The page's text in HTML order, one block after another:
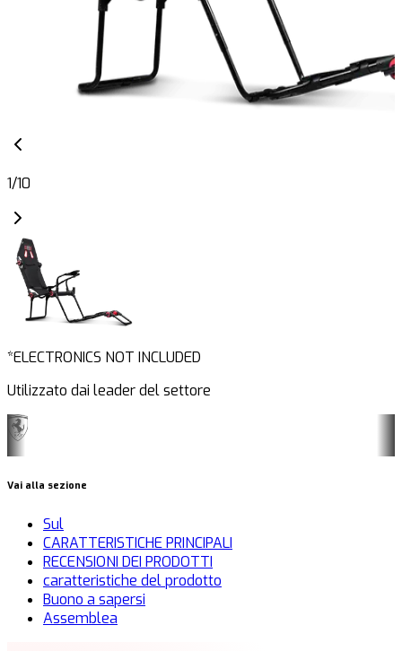
1/10
*ELECTRONICS NOT INCLUDED
Utilizzato dai leader del settore
Vai alla sezione
Sul
CARATTERISTICHE PRINCIPALI
RECENSIONI DEI PRODOTTI
caratteristiche del prodotto
Buono a sapersi
Assemblea